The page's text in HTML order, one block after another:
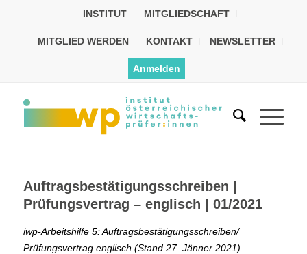
INSTITUT MITGLIEDSCHAFT
MITGLIED WERDEN KONTAKT NEWSLETTER
Anmelden
Auftragsbestätigungsschreiben |
Prüfungsvertrag – englisch | 01/2021
iwp-Arbeitshilfe 5: Auftragsbestätigungsschreiben/
Prüfungsvertrag englisch (Stand 27. Jänner 2021) –